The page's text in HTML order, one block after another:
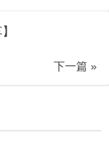
下一篇 »